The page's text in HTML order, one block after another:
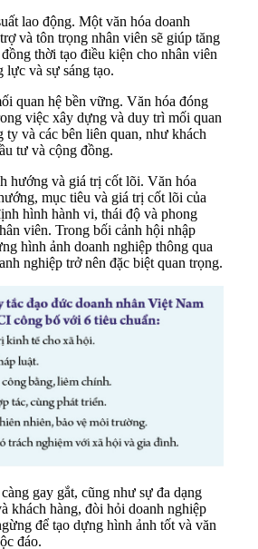
lao động. Một văn hóa doanh
và tôn trọng nhân viên sẽ giúp tăng
thời tạo điều kiện cho nhân viên
lực và sự sáng tạo.
quan hệ bền vững. Văn hóa đóng
việc xây dựng và duy trì mối quan
ty và các bên liên quan, như khách
tư và cộng đồng.
hướng và giá trị cốt lõi. Văn hóa
mục tiêu và giá trị cốt lõi của
hình hành vi, thái độ và phong
viên. Trong bối cảnh hội nhập
hình ảnh doanh nghiệp thông qua
nghiệp trở nên đặc biệt quan trọng.
gay gắt, cũng như sự đa dạng
khách hàng, đòi hỏi doanh nghiệp
để tạo dựng hình ảnh tốt và văn
đáo.